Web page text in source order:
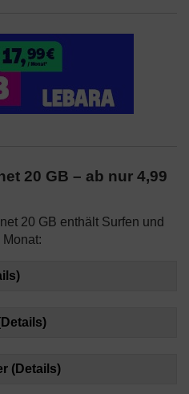
20 GB – ab nur 4,99
20 GB enthält Surfen und
(Details)